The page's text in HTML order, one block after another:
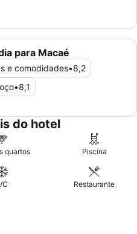
para Macaé
e comodidades•8,2
•8,1
do hotel
quartos Piscina
C Restaurante